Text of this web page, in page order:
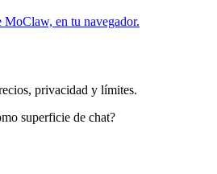
en tu navegador.
privacidad y límites.
superficie de chat?